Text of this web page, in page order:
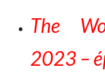
The
2023 –